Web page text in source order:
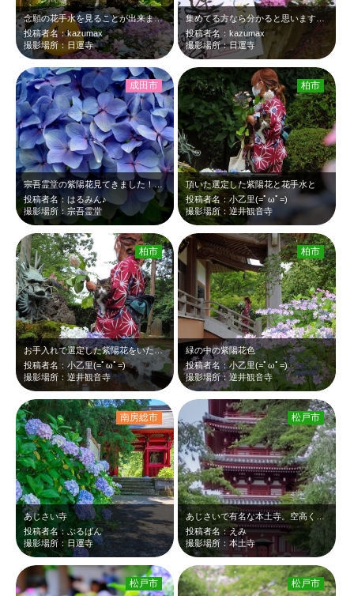
念願の花手水を見ることが出来ました😊
投稿者名：kazumax
撮影場所：日運寺
集めてる方なら分かると思いますが300円で こんな素晴らしい御朱印頂けるのは珍…
投稿者名：kazumax
撮影場所：日運寺
宗吾霊堂の紫陽花見てきました！お寺の裏が遊歩道になっていて、紫色や白の房になっ…
投稿者名：はるみん♪
撮影場所：宗吾霊堂
成田市
頂いた選定した紫陽花と花手水と
投稿者名：小乙里(=ﾟωﾟ=)
撮影場所：逆井観音寺
柏市
お手入れで選定した紫陽花をいただけました。 ありがとうございます。
投稿者名：小乙里(=ﾟωﾟ=)
撮影場所：逆井観音寺
柏市
緑の中の紫陽花色
投稿者名：小乙里(=ﾟωﾟ=)
撮影場所：逆井観音寺
柏市
あじさい寺
投稿者名：ぶるばん
撮影場所：日運寺
南房総市
あじさいで有名な本土寺。空高くそびえ立つ五重の塔。階段横のあじさいを入れたかっ…
投稿者名：えみ
撮影場所：本土寺
松戸市
松戸市 松戸市